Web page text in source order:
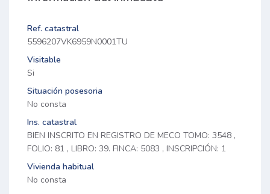
Ref. catastral
5596207VK6959N0001TU
Visitable
Si
Situación posesoria
No consta
Ins. catastral
BIEN INSCRITO EN REGISTRO DE MECO TOMO: 3548 ,
FOLIO: 81 , LIBRO: 39. FINCA: 5083 , INSCRIPCIÓN: 1
Vivienda habitual
No consta